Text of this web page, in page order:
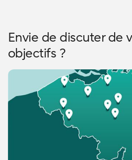
Envie de discuter de
objectifs ?